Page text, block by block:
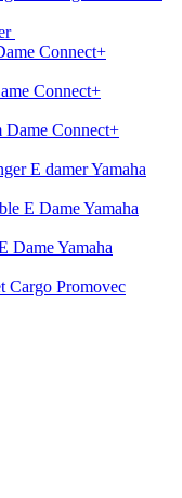
Connect+
Connect+
Connect+
E damer Yamaha
E Dame Yamaha
Dame Yamaha
Cargo Promovec